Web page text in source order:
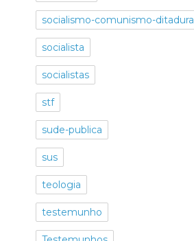
socialismo-comunismo-ditadura
socialista
socialistas
stf
sude-publica
sus
teologia
testemunho